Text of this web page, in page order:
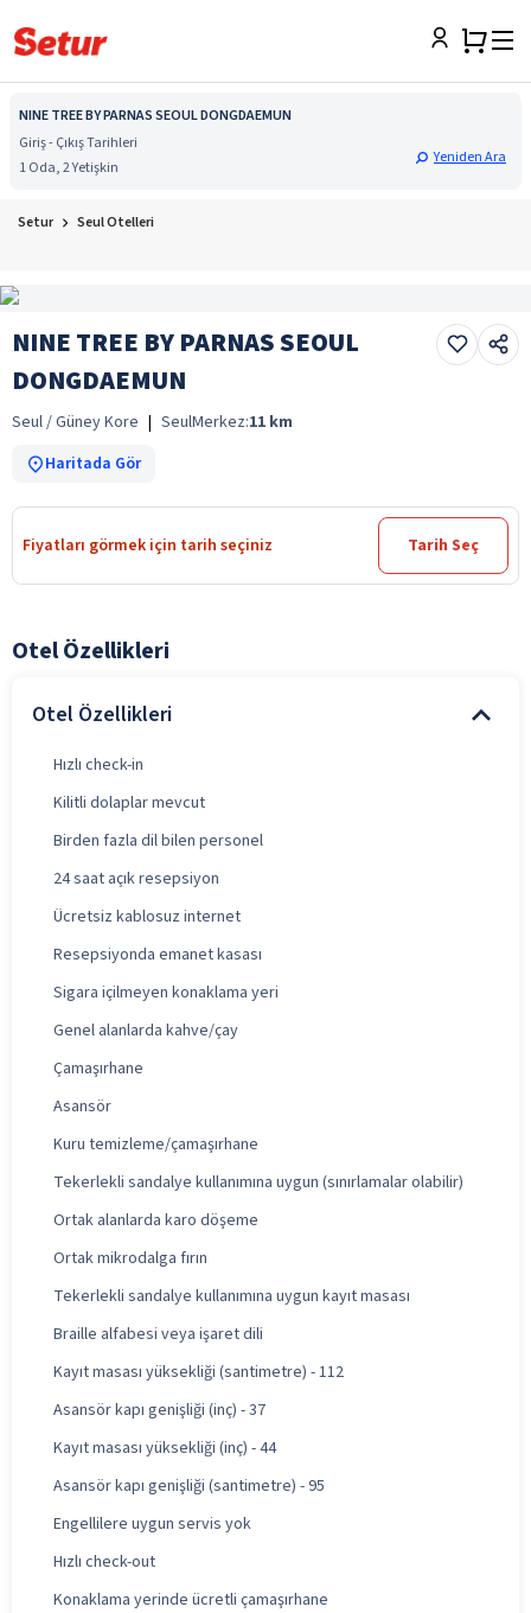
NINE TREE BY PARNAS SEOUL DONGDAEMUN
Giriş - Çıkış Tarihleri
1 Oda, 2 Yetişkin
Yeniden Ara
Setur Seul Otelleri
NINE TREE BY PARNAS SEOUL
DONGDAEMUN
Seul / Güney Kore | SeulMerkez:11 km
Haritada Gör
Fiyatları görmek için tarih seçiniz Tarih Seç
Otel Özellikleri
Otel Özellikleri
Hızlı check-in
Kilitli dolaplar mevcut
Birden fazla dil bilen personel
24 saat açık resepsiyon
Ücretsiz kablosuz internet
Resepsiyonda emanet kasası
Sigara içilmeyen konaklama yeri
Genel alanlarda kahve/çay
Çamaşırhane
Asansör
Kuru temizleme/çamaşırhane
Tekerlekli sandalye kullanımına uygun (sınırlamalar olabilir)
Ortak alanlarda karo döşeme
Ortak mikrodalga fırın
Tekerlekli sandalye kullanımına uygun kayıt masası
Braille alfabesi veya işaret dili
Kayıt masası yüksekliği (santimetre) - 112
Asansör kapı genişliği (inç) - 37
Kayıt masası yüksekliği (inç) - 44
Asansör kapı genişliği (santimetre) - 95
Engellilere uygun servis yok
Hızlı check-out
Konaklama yerinde ücretli çamaşırhane